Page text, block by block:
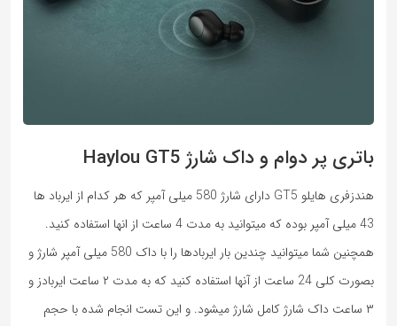
باتری پر دوام و داک شارژ Haylou GT5
هندزفری هایلو GT5 دارای شارژ 580 میلی آمپر که هر کدام از ایرباد ها
43 میلی آمپر بوده که میتوانید به مدت 4 ساعت از انها استفاده کنید.
همچنین شما میتوانید چندین بار ایربادها را با داک 580 میلی آمپر شارژ و
بصورت کلی 24 ساعت از آنها استفاده کنید که به مدت ۲ ساعت ایربادز و
۳ ساعت داک شارژ کامل شارژ میشود. و این تست انجام شده با حجم